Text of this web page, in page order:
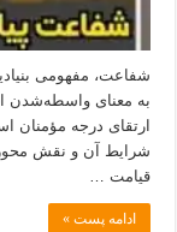
شفاعت، مفهومی
به معنای واسطه‌شدن
ارتقای درجه مؤمنان
شرایط آن و نقش
قیامت …
ادامه پست »